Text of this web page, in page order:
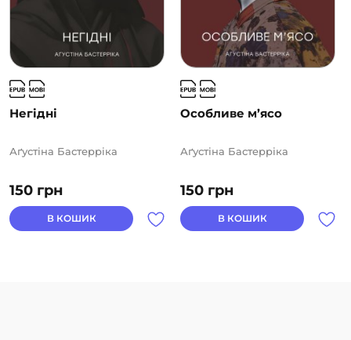
Негідні
150 грн
Аґустіна Бастерріка
В КОШИК
Особливе м’ясо
150 грн
Аґустіна Бастерріка
В КОШИК